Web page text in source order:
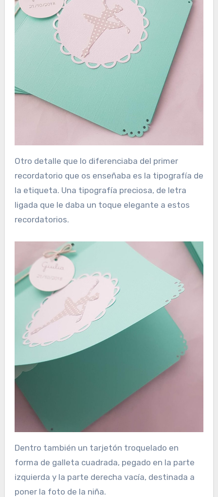
Otro detalle que lo diferenciaba del primer
recordatorio que os enseñaba es la tipografía de
la etiqueta. Una tipografía preciosa, de letra
ligada que le daba un toque elegante a estos
recordatorios.
Dentro también un tarjetón troquelado en
forma de galleta cuadrada, pegado en la parte
izquierda y la parte derecha vacía, destinada a
poner la foto de la niña.